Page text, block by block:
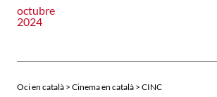
octubre
2024
Oci en català > Cinema en català > CINC